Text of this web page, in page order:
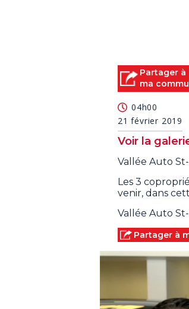
Partager à
ma
04h00
21 février 2019
Voir la
Vallée Auto
Les 3
venir, dans
Vallée Auto
Partager à